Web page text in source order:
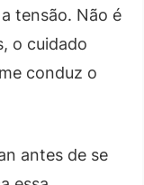
tensão. Não é
o cuidado
conduz o
antes de se